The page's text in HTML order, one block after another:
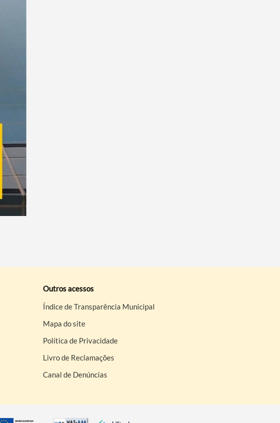
Outros acessos
Índice de Transparência Municipal
Mapa do site
Política de Privacidade
Livro de Reclamações
Canal de Denúncias